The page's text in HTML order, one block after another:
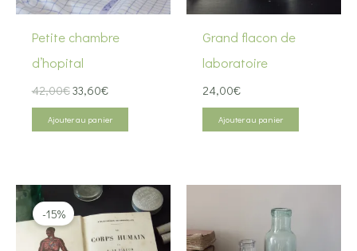
Petite chambre
d’hopital
42,00€Le
prix
initial
était :
33,60€Le
prix
actuel
est :
Ajouter au panier
Grand flacon de
laboratoire
24,00€
Ajouter au panier
-15%